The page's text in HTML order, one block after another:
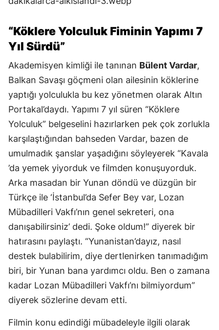
“Köklere Yolculuk Fiminin Yapımı 7
Yıl Sürdü”
Akademisyen kimliği ile tanınan Bülent Vardar,
Balkan Savaşı göçmeni olan ailesinin köklerine
yaptığı yolculukla bu kez yönetmen olarak Altın
Portakal’daydı. Yapımı 7 yıl süren “Köklere
Yolculuk” belgeselini hazırlarken pek çok zorlukla
karşılaştığından bahseden Vardar, bazen de
umulmadık şanslar yaşadığını söyleyerek “Kavala
’da yemek yiyorduk ve filmden konuşuyorduk.
Arka masadan bir Yunan döndü ve düzgün bir
Türkçe ile ‘İstanbul’da Sefer Bey var, Lozan
Mübadilleri Vakfı’nın genel sekreteri, ona
danışabilirsiniz’ dedi. Şoke oldum!” diyerek bir
hatırasını paylaştı. “Yunanistan’dayız, nasıl
destek bulabilirim, diye dertlenirken tanımadığım
biri, bir Yunan bana yardımcı oldu. Ben o zamana
kadar Lozan Mübadilleri Vakfı’nı bilmiyordum”
diyerek sözlerine devam etti.
Filmin konu edindiği mübadeleyle ilgili olarak